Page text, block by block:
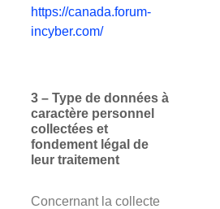
https://canada.forum-
incyber.com/
3 – Type de données à
caractère personnel
collectées et
fondement légal de
leur traitement
Concernant la collecte